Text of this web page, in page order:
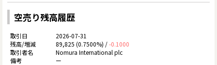
空売り残高履歴
2026-07-31
89,825 (0.7500%) /-0.1000
Nomura International plc
ー